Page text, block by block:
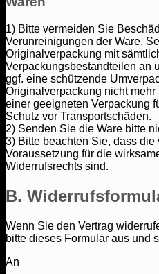
1) Bitte vermeiden Sie
Verunreinigungen der Ware.
Originalverpackung mit
Verpackungsbestandteilen an
ggf. eine schützende
Originalverpackung nicht
einer geeigneten Verpackung
Schutz vor Transportschäden.
2) Senden Sie die Ware bitte
3) Bitte beachten Sie, dass
Voraussetzung für die
Widerrufsrechts sind.
B.
Wenn Sie den Vertrag
bitte dieses Formular aus und
An